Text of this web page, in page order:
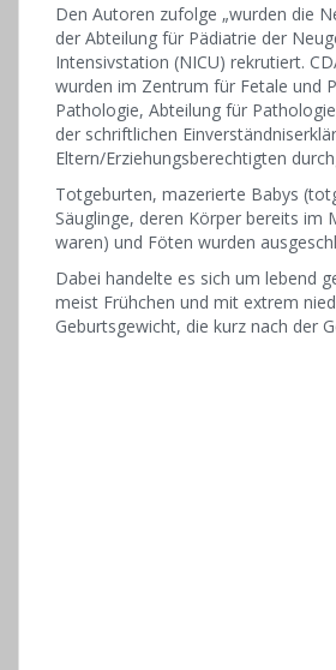
Den Autoren zufolge „wurden die
der Abteilung für Pädiatrie der
Intensivstation (NICU) rekrutiert.
wurden im Zentrum für Fetale und
Pathologie, Abteilung für
der schriftlichen
Eltern/Erziehungsberechtigten
Totgeburten, mazerierte Babys
Säuglinge, deren Körper bereits im
waren) und Föten wurden
Dabei handelte es sich um lebend
meist Frühchen und mit extrem
Geburtsgewicht, die kurz nach der